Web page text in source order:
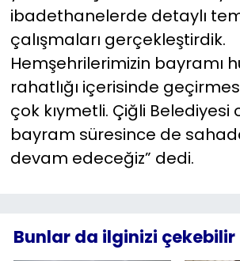
ibadethanelerde detaylı
çalışmaları gerçekleştirdik.
Hemşehrilerimizin bayramı
rahatlığı içerisinde
çok kıymetli. Çiğli Belediyesi
bayram süresince de
devam edeceğiz” dedi.
Bunlar da ilginizi çekebilir